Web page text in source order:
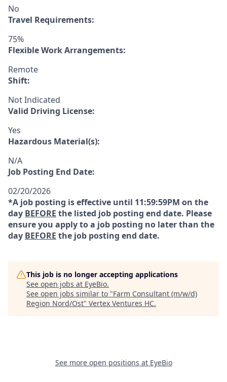
No
Travel Requirements:
75%
Flexible Work Arrangements:
Remote
Shift:
Not Indicated
Valid Driving License:
Yes
Hazardous Material(s):
N/A
Job Posting End Date:
02/20/2026
*A job posting is effective until 11:59:59PM on the
day BEFORE the listed job posting end date. Please
ensure you apply to a job posting no later than the
day BEFORE the job posting end date.
This job is no longer accepting applications
See open jobs at EyeBio.
See open jobs similar to "Farm Consultant (m/w/d)
Region Nord/Ost" Vertex Ventures HC.
See more open positions at EyeBio